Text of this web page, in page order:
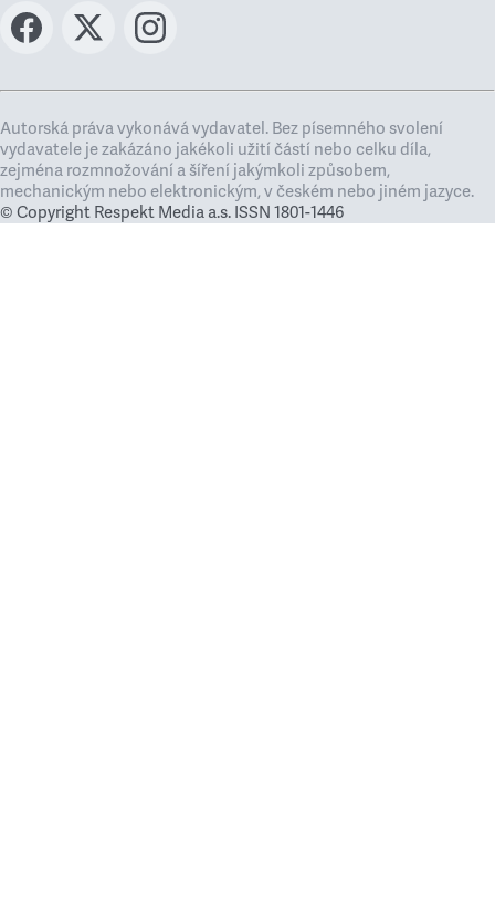
Autorská práva vykonává vydavatel. Bez písemného svolení
vydavatele je zakázáno jakékoli užití částí nebo celku díla,
zejména rozmnožování a šíření jakýmkoli způsobem,
mechanickým nebo elektronickým, v českém nebo jiném jazyce.
© Copyright Respekt Media a.s. ISSN 1801-1446